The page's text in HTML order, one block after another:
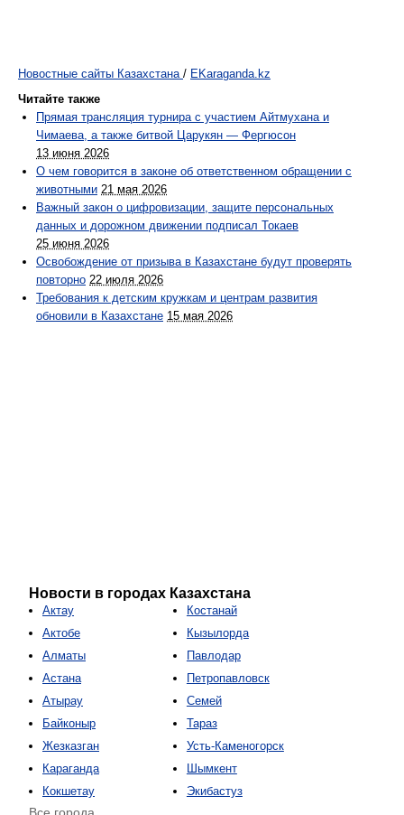
Новостные сайты Казахстана / EKaraganda.kz
Читайте также
Прямая трансляция турнира с участием Айтмухана и
Чимаева, а также битвой Царукян — Фергюсон
13 июня 2026
О чем говорится в законе об ответственном обращении с
животными 21 мая 2026
Важный закон о цифровизации, защите персональных
данных и дорожном движении подписал Токаев
25 июня 2026
Освобождение от призыва в Казахстане будут проверять
повторно 22 июля 2026
Требования к детским кружкам и центрам развития
обновили в Казахстане 15 мая 2026
Новости в городах Казахстана
Актау
Актобе
Алматы
Астана
Атырау
Байконыр
Жезказган
Караганда
Кокшетау
Костанай
Кызылорда
Павлодар
Петропавловск
Семей
Тараз
Усть-Каменогорск
Шымкент
Экибастуз